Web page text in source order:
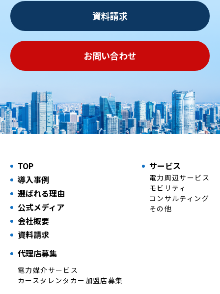
資料請求
お問い合わせ
TOP
導入事例
選ばれる理由
公式メディア
会社概要
資料請求
サービス
電力周辺サービス
モビリティ
コンサルティング
その他
代理店募集
電力媒介サービス
カースタレンタカー加盟店募集